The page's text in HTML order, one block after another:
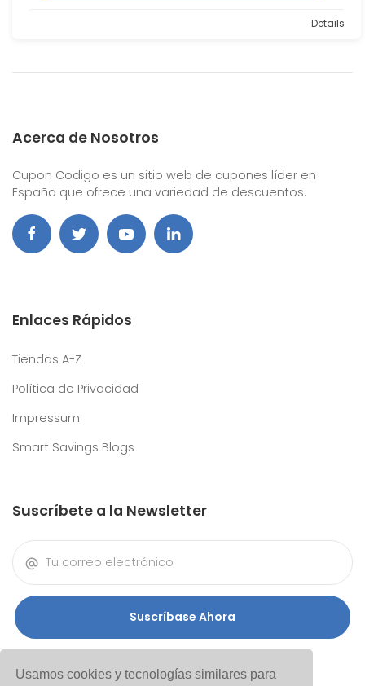
Usamos cookies y tecnologías similares para
Details
Acerca de Nosotros
Cupon Codigo es un sitio web de cupones líder en
España que ofrece una variedad de descuentos.
Enlaces Rápidos
Tiendas A-Z
Política de Privacidad
Impressum
Smart Savings Blogs
Suscríbete a la Newsletter
Suscríbase Ahora